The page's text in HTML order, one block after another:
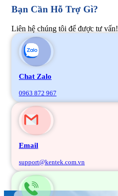
Bạn Cần Hỗ Trợ Gì?
Liên hệ chúng tôi để được tư vấn!
Chat Zalo
0963 872 967
Email
support@kentek.com.vn